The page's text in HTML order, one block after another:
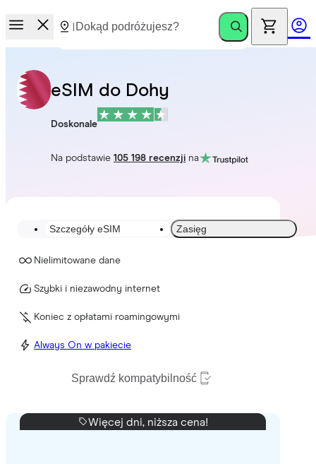
eSIM do Dohy
Doskonale
Na podstawie105 198 recenzji na
Szczegóły eSIM Zasięg
Nielimitowane dane
Szybki i niezawodny internet
Koniec z opłatami roamingowymi
Always On w pakiecie
Sprawdź kompatybilność
Więcej dni, niższa cena!